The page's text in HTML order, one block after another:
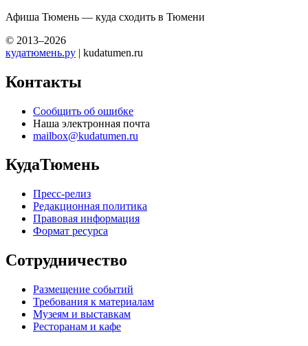
Афиша Тюмень — куда сходить в Тюмени
© 2013–2026
кудатюмень.ру | kudatumen.ru
Контакты
Сообщить об ошибке
Наша электронная почта
mailbox@kudatumen.ru
КудаТюмень
Пресс-релиз
Редакционная политика
Правовая информация
Формат ресурса
Сотрудничество
Размещение событий
Требования к материалам
Музеям и выставкам
Ресторанам и кафе